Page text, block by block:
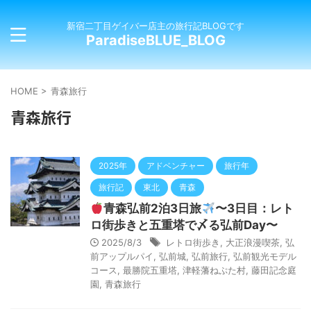
新宿二丁目ゲイバー店主の旅行記BLOGです
ParadiseBLUE_BLOG
HOME > 青森旅行
青森旅行
2025年 アドベンチャー 旅行年
旅行記 東北 青森
青森弘前2泊3日旅
〜3日目：レト
ロ街歩きと五重塔で〆る弘前Day〜
2025/8/3 レトロ街歩き 大正浪漫喫茶 弘
前アップルパイ
弘前城 弘前旅行 弘前観光モデル
コース
最勝院五重塔 津軽藩ねぷた村 藤田記念庭
園 青森旅行